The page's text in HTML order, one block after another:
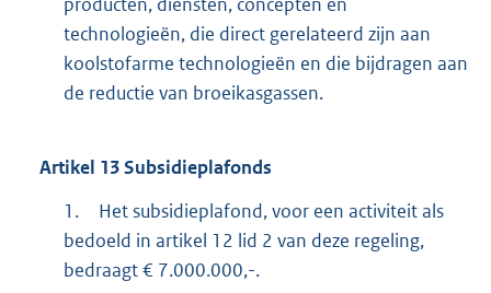
technologieën, die direct gerelateerd zijn aan
koolstofarme technologieën en die bijdragen aan
de reductie van broeikasgassen.
Artikel 13Subsidieplafonds
1.
Het subsidieplafond, voor een activiteit als
bedoeld in artikel 12 lid 2 van deze regeling,
bedraagt € 7.000.000,-.